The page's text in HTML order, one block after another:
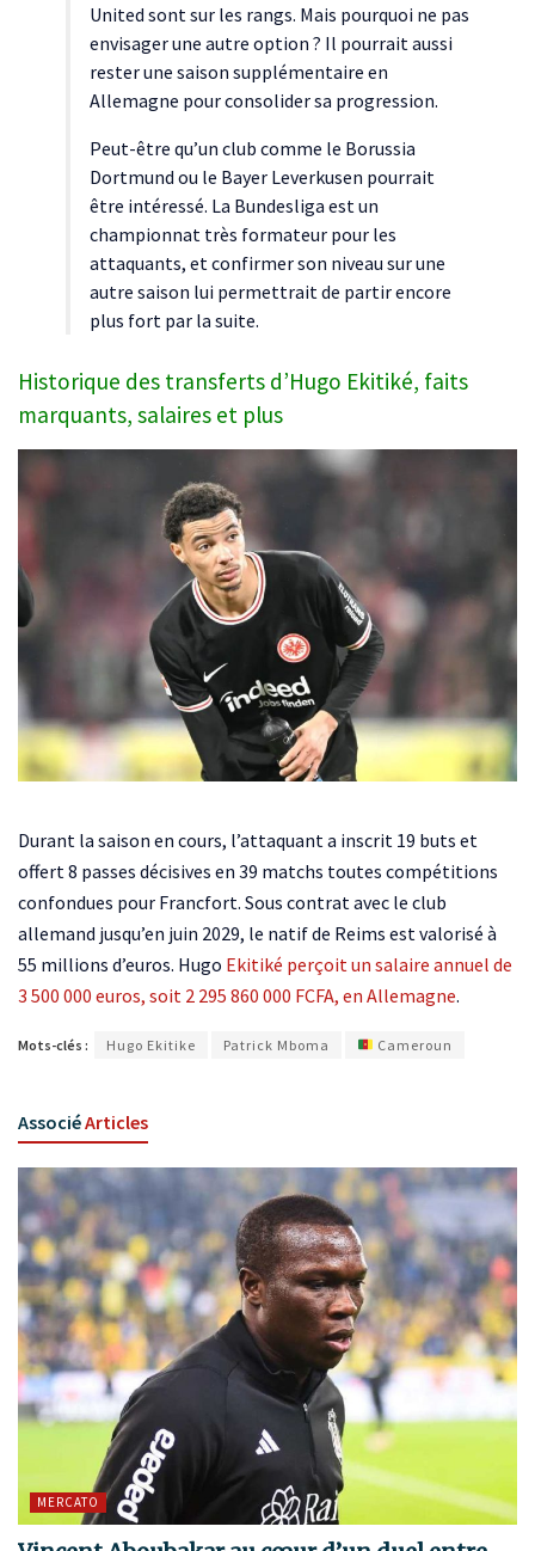
United sont sur les rangs. Mais pourquoi ne pas
envisager une autre option ? Il pourrait aussi
rester une saison supplémentaire en
Allemagne pour consolider sa progression.
Peut-être qu’un club comme le Borussia
Dortmund ou le Bayer Leverkusen pourrait
être intéressé. La Bundesliga est un
championnat très formateur pour les
attaquants, et confirmer son niveau sur une
autre saison lui permettrait de partir encore
plus fort par la suite.
Historique des transferts d’Hugo Ekitiké, faits
marquants, salaires et plus
Durant la saison en cours, l’attaquant a inscrit 19 buts et
offert 8 passes décisives en 39 matchs toutes compétitions
confondues pour Francfort. Sous contrat avec le club
allemand jusqu’en juin 2029, le natif de Reims est valorisé à
55 millions d’euros. Hugo Ekitiké perçoit un salaire annuel de
3 500 000 euros, soit 2 295 860 000 FCFA, en Allemagne.
Mots-clés : Hugo Ekitike Patrick Mboma Cameroun
AssociéArticles
MERCATO